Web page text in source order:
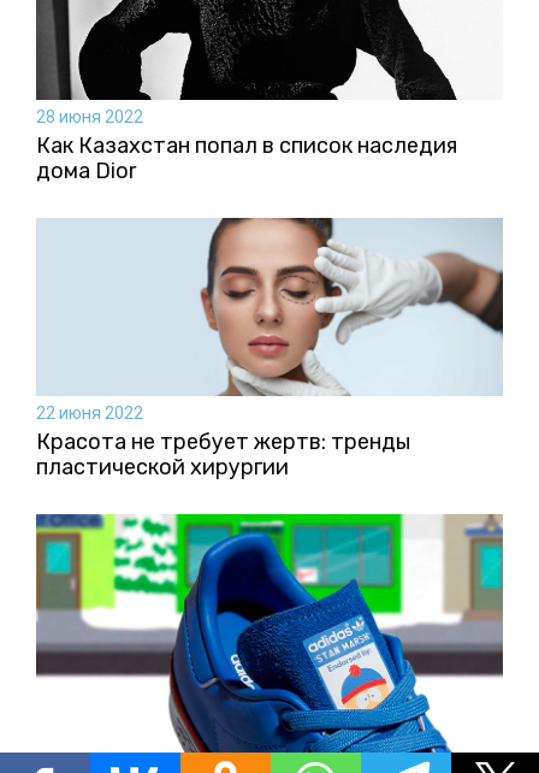
28 июня 2022
Как Казахстан попал в список наследия
дома Dior
22 июня 2022
Красота не требует жертв: тренды
пластической хирургии